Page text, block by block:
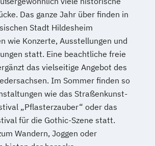
Das ganze Jahr über finden in
Stadt Hildesheim
wie Konzerte, Ausstellungen und
statt. Eine beachtliche freie
das vielseitige Angebot des
Im Sommer finden so
wie das Straßenkunst-
„Pflasterzauber“ oder das
für die Gothic-Szene statt.
Wandern, Joggen oder